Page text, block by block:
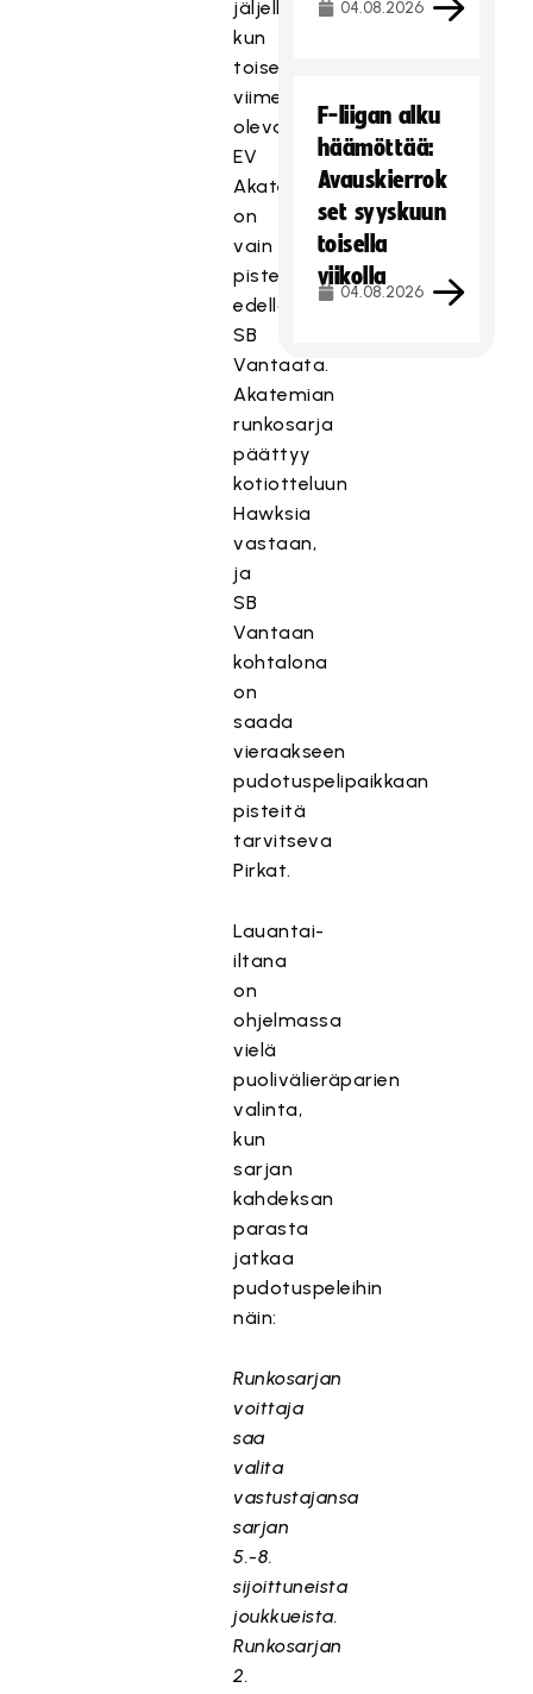
jäljellä,
kun
toiseksi
viimeisenä
oleva
EV
Akatemia
on
vain
pisteen
edellä
SB
Vantaata.
Akatemian
runkosarja
päättyy
kotiotteluun
Hawksia
vastaan,
ja
SB
Vantaan
kohtalona
on
saada
vieraakseen
pudotuspelipaikkaan
pisteitä
tarvitseva
Pirkat.
Lauantai-
iltana
on
ohjelmassa
vielä
puolivälieräparien
valinta,
kun
sarjan
kahdeksan
parasta
jatkaa
pudotuspeleihin
näin:
Runkosarjan
voittaja
saa
valita
vastustajansa
sarjan
5.-8.
sijoittuneista
joukkueista.
Runkosarjan
2.
04.08.2026
F-liigan alku
häämöttää:
Avauskierrok
set syyskuun
toisella
viikolla
04.08.2026